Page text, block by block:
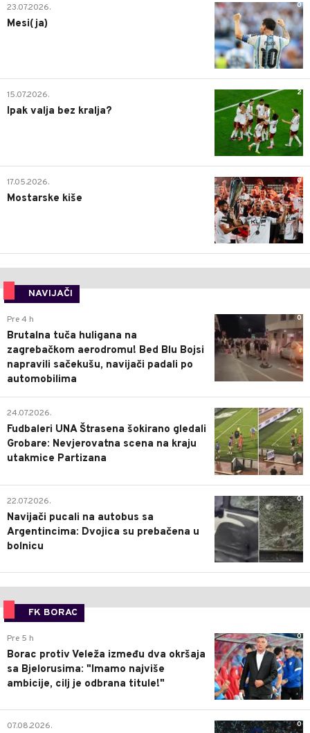
0
23.07.2026.
Mesi(ja)
2
15.07.2026.
Ipak valja bez kralja?
0
17.05.2026.
Mostarske kiše
NAVIJAČI
0
Pre 4 h
Brutalna tuča huligana na
zagrebačkom aerodromu! Bed Blu Bojsi
napravili sačekušu, navijači padali po
automobilima
0
24.07.2026.
Fudbaleri UNA Štrasena šokirano gledali
Grobare: Nevjerovatna scena na kraju
utakmice Partizana
0
22.07.2026.
Navijači pucali na autobus sa
Argentincima: Dvojica su prebačena u
bolnicu
FK BORAC
0
Pre 5 h
Borac protiv Veleža između dva okršaja
sa Bjelorusima: "Imamo najviše
ambicije, cilj je odbrana titule!"
0
07.08.2026.